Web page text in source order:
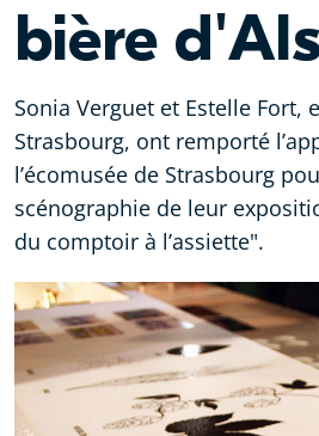
bière
Sonia Verguet et Estelle Fort,
Strasbourg, ont remporté
l’écomusée de Strasbourg
scénographie de leur
du comptoir à l’assiette".